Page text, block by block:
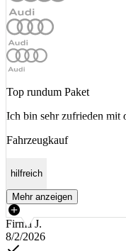
Top rundum Paket
Ich bin sehr zufrieden mit
Fahrzeugkauf
hilfreich
Mehr anzeigen
Firma J.
8/2/2026